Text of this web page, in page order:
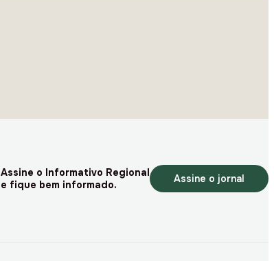
Assine o Informativo Regional
e fique bem informado.
Assine o jornal